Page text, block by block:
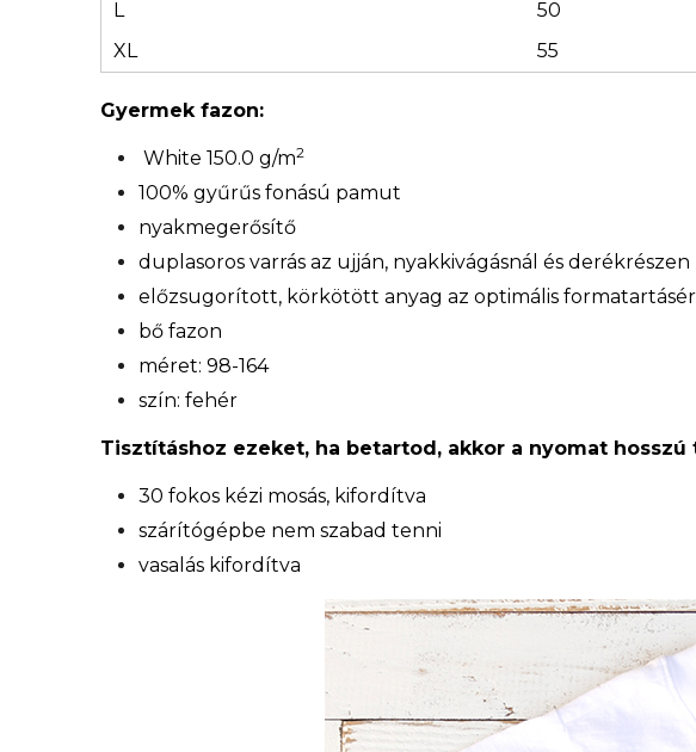
L
50
XL
55
Gyermek fazon:
White 150.0 g/m2
100% gyűrűs fonású pamut
nyakmegerősítő
duplasoros varrás az ujján, nyakkivágásnál és derékrészen
előzsugorított, körkötött anyag az optimális
bő fazon
méret: 98-164
szín: fehér
Tisztításhoz ezeket, ha betartod, akkor a nyomat
30 fokos kézi mosás, kifordítva
szárítógépbe nem szabad tenni
vasalás kifordítva